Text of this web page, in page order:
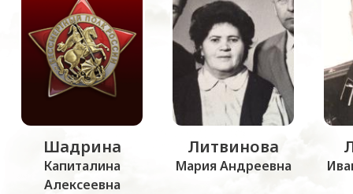
Шадрина
Капиталина
Алексеевна
Литвинова
Мария Андреевна